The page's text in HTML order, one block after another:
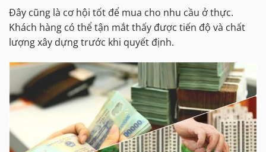
Đây cũng là cơ hội tốt để mua cho nhu cầu ở thực.
Khách hàng có thể tận mắt thấy được tiến độ và chất
lượng xây dựng trước khi quyết định.